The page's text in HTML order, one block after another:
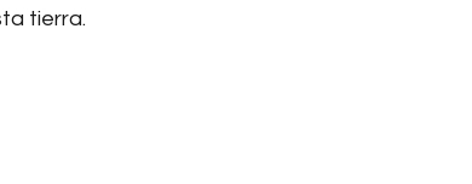
tierra.